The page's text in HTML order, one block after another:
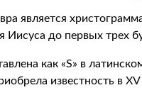
является
Иисуса до первых трех
​​как «S» в
известность в